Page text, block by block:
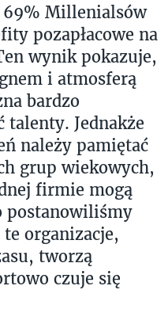
69% Millenialsów
pozapłacowe na
wynik pokazuje,
i atmosferą
bardzo
talenty. Jednakże
należy pamiętać
grup wiekowych,
firmie mogą
postanowiliśmy
organizacje,
tworzą
czuje się